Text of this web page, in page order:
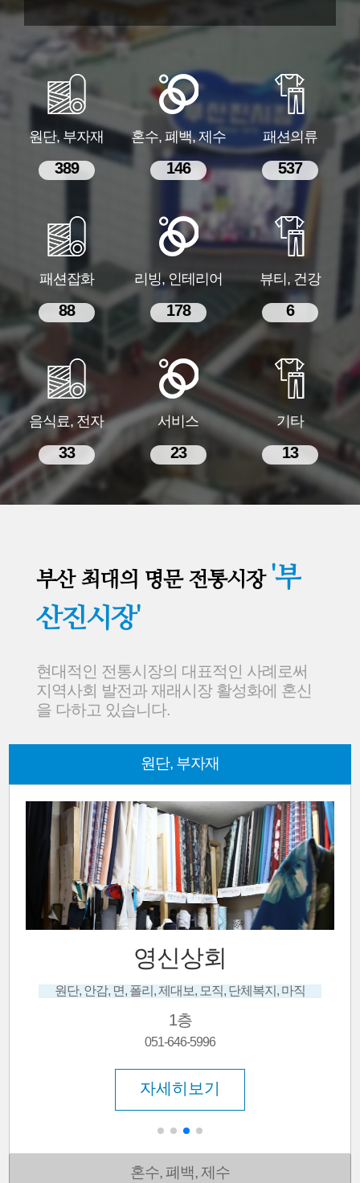
원단, 부자재
389
혼수, 폐백, 제수
146
패션의류
537
패션잡화
88
리빙, 인테리어
178
뷰티, 건강
6
음식료, 전자
33
서비스
23
기타
13
부산 최대의 명문 전통시장 '부
산진시장'
현대적인 전통시장의 대표적인 사례로써
지역사회 발전과 재래시장 활성화에 혼신
을 다하고 있습니다.
원단, 부자재
영신상회
원단, 안감, 면, 폴리, 제대보, 모직, 단체복지, 마직
1층
051-646-5996
자세히보기
혼수, 폐백, 제수